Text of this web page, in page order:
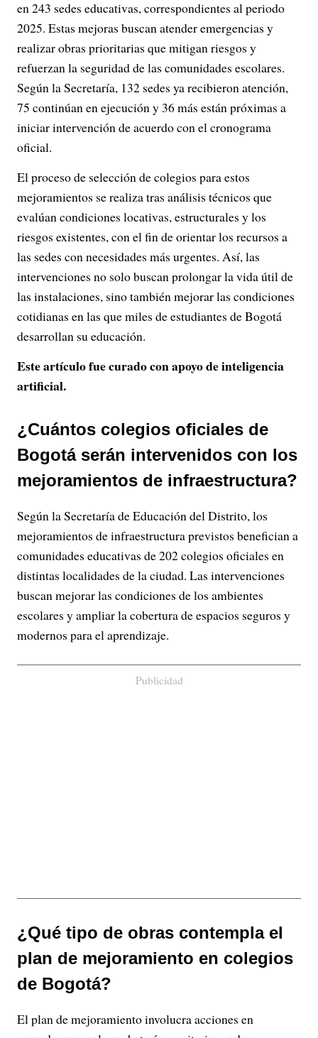
en 243 sedes educativas, correspondientes al periodo
2025. Estas mejoras buscan atender emergencias y
realizar obras prioritarias que mitigan riesgos y
refuerzan la seguridad de las comunidades escolares.
Según la Secretaría, 132 sedes ya recibieron atención,
75 continúan en ejecución y 36 más están próximas a
iniciar intervención de acuerdo con el cronograma
oficial.
El proceso de selección de colegios para estos
mejoramientos se realiza tras análisis técnicos que
evalúan condiciones locativas, estructurales y los
riesgos existentes, con el fin de orientar los recursos a
las sedes con necesidades más urgentes. Así, las
intervenciones no solo buscan prolongar la vida útil de
las instalaciones, sino también mejorar las condiciones
cotidianas en las que miles de estudiantes de Bogotá
desarrollan su educación.
Este artículo fue curado con apoyo de inteligencia
artificial.
¿Cuántos colegios oficiales de
Bogotá serán intervenidos con los
mejoramientos de infraestructura?
Según la Secretaría de Educación del Distrito, los
mejoramientos de infraestructura previstos benefician a
comunidades educativas de 202 colegios oficiales en
distintas localidades de la ciudad. Las intervenciones
buscan mejorar las condiciones de los ambientes
escolares y ampliar la cobertura de espacios seguros y
modernos para el aprendizaje.
Publicidad
¿Qué tipo de obras contempla el
plan de mejoramiento en colegios
de Bogotá?
El plan de mejoramiento involucra acciones en